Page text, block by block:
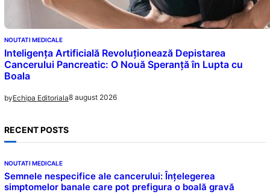
NOUTATI MEDICALE
Inteligența Artificială Revoluționează Depistarea
Cancerului Pancreatic: O Nouă Speranță în Lupta cu
Boala
byEchipa Editoriala8 august 2026
RECENT POSTS
NOUTATI MEDICALE
Semnele nespecifice ale cancerului: Înțelegerea
simptomelor banale care pot prefigura o boală gravă